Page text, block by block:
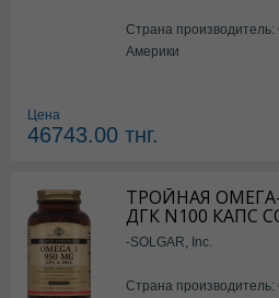
Страна
Америки
Цена
46743.00 тнг.
ТРОЙНАЯ
ДГК N100 КАПС
-SOLGAR, Inc.
Страна